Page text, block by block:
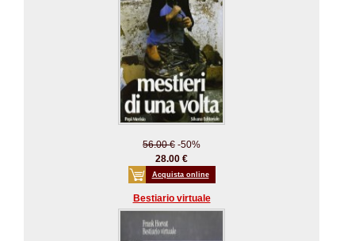
56.00 € -50%
28.00 €
Acquista online
Bestiario virtuale